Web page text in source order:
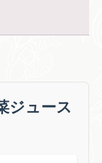
ジュース